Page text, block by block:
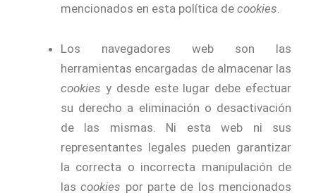
mencionados en esta política de cookies
Los navegadores web son las
herramientas encargadas de almacenar las
cookies y desde este lugar debe efectuar
su derecho a eliminación o desactivación
de las mismas. Ni esta web ni sus
representantes legales pueden garantizar
la correcta o incorrecta manipulación de
lascookies por parte de los mencionados